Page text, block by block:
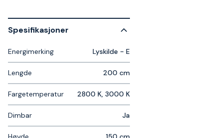
Spesifikasjoner
Energimerking Lyskilde - E
Lengde 200 cm
Fargetemperatur 2800 K, 3000 K
Dimbar Ja